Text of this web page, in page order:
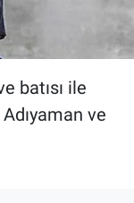
batısı ile
ve